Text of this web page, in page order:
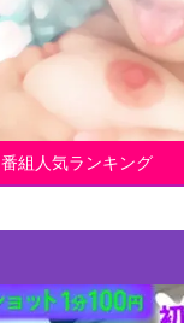
番組人気ランキング